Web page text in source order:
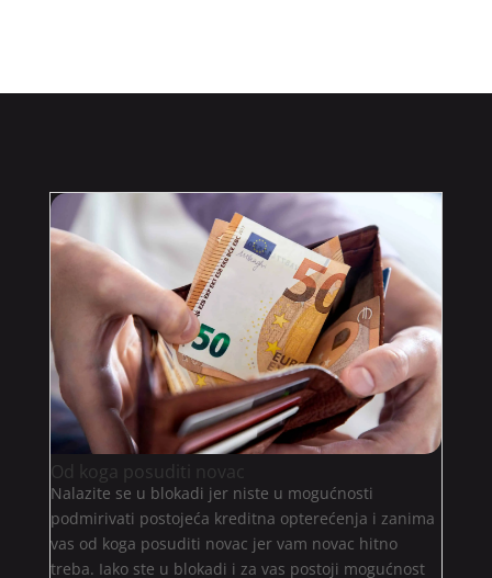
Od koga posuditi novac
Nalazite se u blokadi jer niste u mogućnosti
podmirivati postojeća kreditna opterećenja i zanima
vas od koga posuditi novac jer vam novac hitno
treba. Iako ste u blokadi i za vas postoji mogućnost